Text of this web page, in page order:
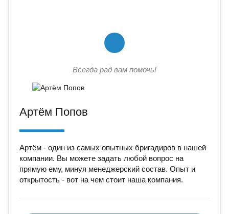
Всегда рад вам помочь!
Артём Попов
Артём - один из самых опытных бригадиров в нашей
компании. Вы можете задать любой вопрос на
прямую ему, минуя менеджерский состав. Опыт и
открытость - вот на чем стоит наша компания.